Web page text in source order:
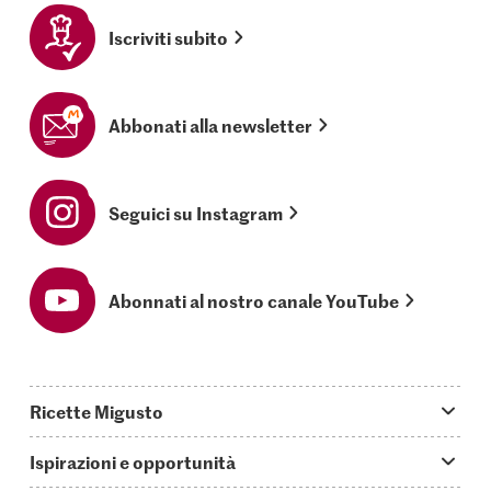
Iscriviti subito
Abbonati alla newsletter
Seguici su Instagram
Abonnati al nostro canale YouTube
Ricette Migusto
Oggi cucino
Ispirazioni e opportunità